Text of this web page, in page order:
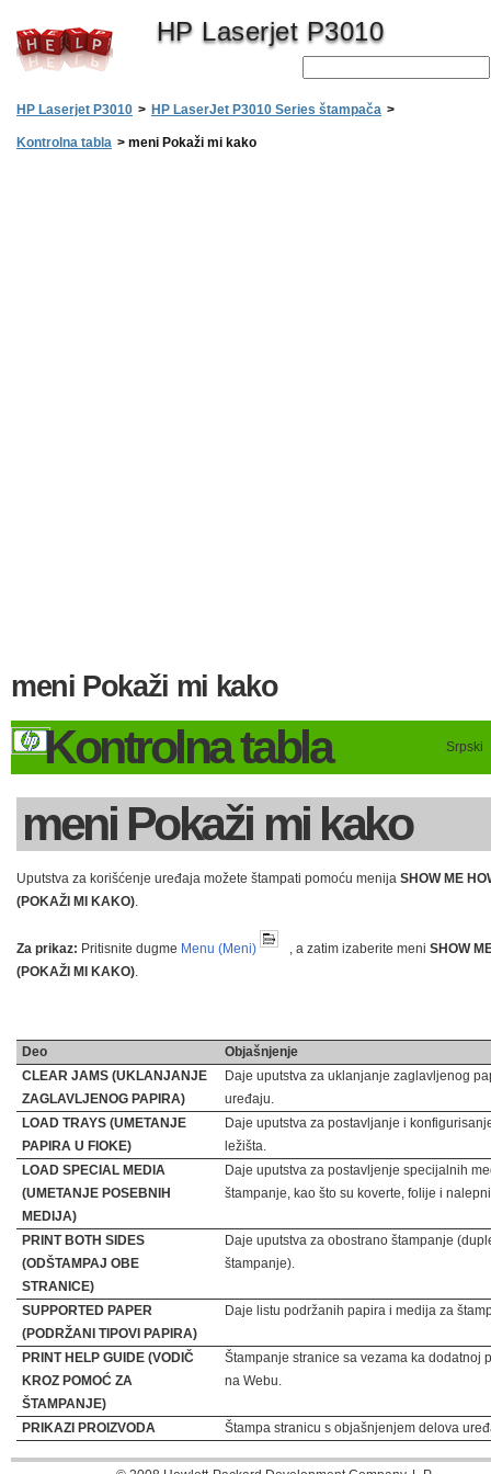
HP Laserjet P3010
HP Laserjet P3010 > HP LaserJet P3010 Series štampača >
Kontrolna tabla > meni Pokaži mi kako
meni Pokaži mi kako
Kontrolna tabla Srpski
meni Pokaži mi kako
Uputstva za korišćenje uređaja možete štampati pomoću menija SHOW ME
(POKAŽI MI KAKO).
Za prikaz: Pritisnite dugme Menu (Meni) , a zatim izaberite meni SHOW
(POKAŽI MI KAKO).
Deo
Objašnjenje
CLEAR JAMS (UKLANJANJE
ZAGLAVLJENOG PAPIRA)
Daje uputstva za uklanjanje zaglavljenog
uređaju.
LOAD TRAYS (UMETANJE
PAPIRA U FIOKE)
Daje uputstva za postavljanje i
ležišta.
LOAD SPECIAL MEDIA
(UMETANJE POSEBNIH
MEDIJA)
Daje uputstva za postavljenje specijalnih
štampanje, kao što su koverte, folije i
PRINT BOTH SIDES
(ODŠTAMPAJ OBE
STRANICE)
Daje uputstva za obostrano štampanje
štampanje).
SUPPORTED PAPER
(PODRŽANI TIPOVI PAPIRA)
Daje listu podržanih papira i medija za
PRINT HELP GUIDE (VODIČ
KROZ POMOĆ ZA
ŠTAMPANJE)
Štampanje stranice sa vezama ka dodatnoj
na Webu.
PRIKAZI PROIZVODA Štampa stranicu s objašnjenjem delova